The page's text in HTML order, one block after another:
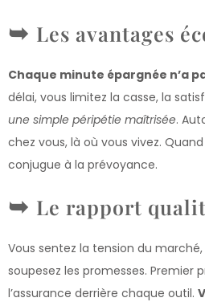
Les avantages
Chaque minute épargnée n’a
délai, vous limitez la casse, la
une simple péripétie maîtrisée.
chez vous, là où vous vivez.
conjugue à la prévoyance.
Le rapport
Vous sentez la tension du
soupesez les promesses.
l’assurance derrière chaque outil.